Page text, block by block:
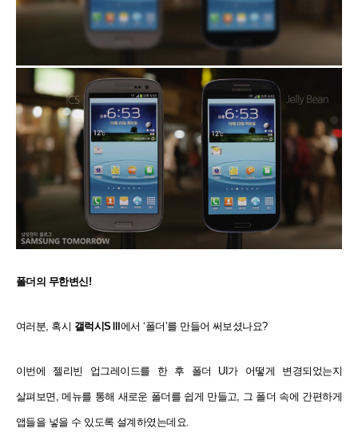
폴더의 무한변신!
여러분, 혹시 갤럭시SⅢ에서 ‘폴더’를 만들어 써보셨나요?
이번에 젤리빈 업그레이드를 한 후 폴더 UI가 어떻게 변경되었는지
살펴보면, 메뉴를 통해 새로운 폴더를 쉽게 만들고, 그 폴더 속에 간편하게
앱들을 넣을 수 있도록 설계하였는데요.